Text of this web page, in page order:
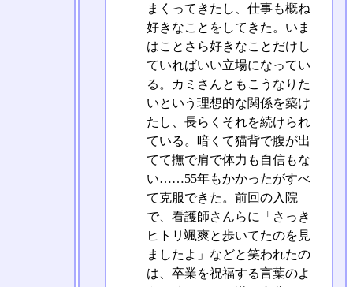
まくってきたし、仕事も概ね
好きなことをしてきた。いま
はことさら好きなことだけし
ていればいい立場になってい
る。カミさんともこうなりた
いという理想的な関係を築け
たし、長らくそれを続けられ
ている。暗くて猫背で腹が出
てて撫で肩で体力も自信もな
い……55年もかかったがすべ
て克服できた。前回の入院
で、看護師さんらに「さっき
ヒトリ颯爽と歩いてたのを見
ましたよ」などと笑われたの
は、卒業を祝福する言葉のよ